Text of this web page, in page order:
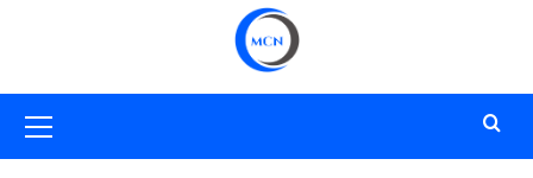
primario